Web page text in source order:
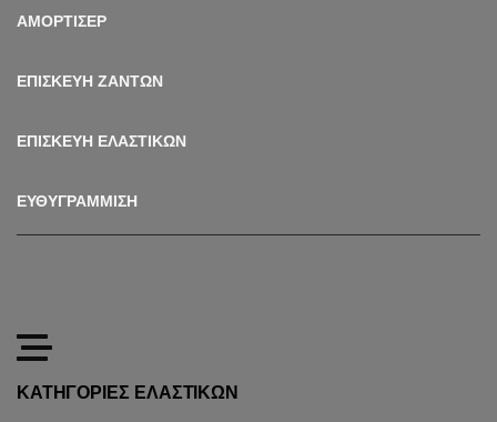
ΑΜΟΡΤΙΣΕΡ
ΕΠΙΣΚΕΥΗ ΖΑΝΤΩΝ
ΕΠΙΣΚΕΥΗ ΕΛΑΣΤΙΚΩΝ
ΕΥΘΥΓΡΑΜΜΙΣΗ
ΚΑΤΗΓΟΡΙΕΣ ΕΛΑΣΤΙΚΩΝ